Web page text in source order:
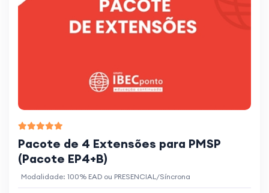
Pacote de 4 Extensões para PMSP
(Pacote EP4+B)
Modalidade: 100% EAD ou PRESENCIAL/Síncrona